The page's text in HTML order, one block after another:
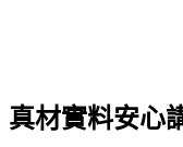
真材實料安心